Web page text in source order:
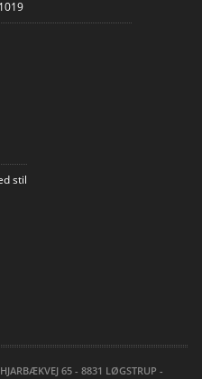
stil
65 - 8831 LØGSTRUP -